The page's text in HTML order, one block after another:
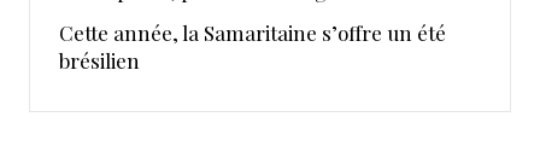
Cette année, la Samaritaine s’offre un été
brésilien